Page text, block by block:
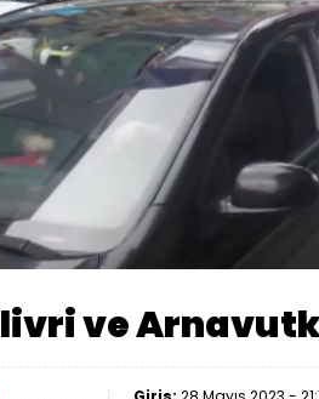
Sesi
Aç
Yüklendi:
ve